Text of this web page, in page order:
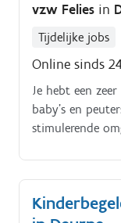
vzw Felies in
Tijdelijke jobs
Online sinds
Je hebt een
baby’s en
stimulerende
te creëren